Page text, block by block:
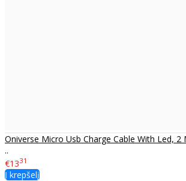
Oniverse Micro Usb Charge Cable With Led, 2
..
€1331
Į krepšelį